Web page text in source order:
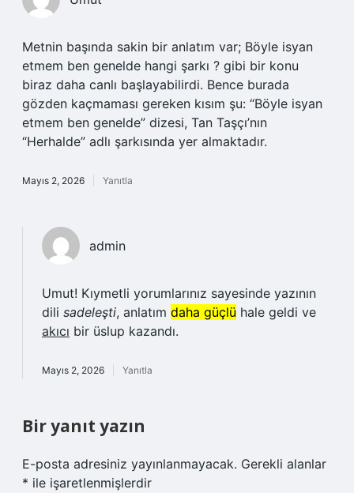
Metnin başında sakin bir anlatım var; Böyle isyan
etmem ben genelde hangi şarkı ? gibi bir konu
biraz daha canlı başlayabilirdi. Bence burada
gözden kaçmaması gereken kısım şu: “Böyle isyan
etmem ben genelde” dizesi, Tan Taşçı’nın
“Herhalde” adlı şarkısında yer almaktadır.
Mayıs 2, 2026 Yanıtla
admin
Umut! Kıymetli yorumlarınız sayesinde yazının
dili sadeleşti, anlatım daha güçlü hale geldi ve
akıcı bir üslup kazandı.
Mayıs 2, 2026 Yanıtla
Bir yanıt yazın
E-posta adresiniz yayınlanmayacak. Gerekli alanlar
* ile işaretlenmişlerdir